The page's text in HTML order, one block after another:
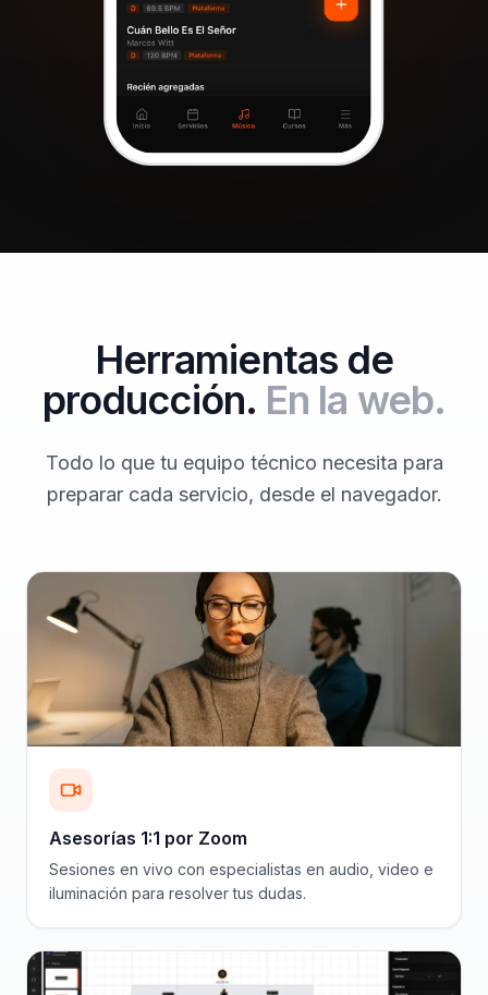
Herramientas de
producción. En la web.
Todo lo que tu equipo técnico necesita para
preparar cada servicio, desde el navegador.
Asesorías 1:1 por Zoom
Sesiones en vivo con especialistas en audio, video e
iluminación para resolver tus dudas.